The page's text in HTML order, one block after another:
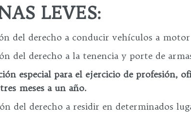
LEVES:
del derecho a conducir vehículos a
del derecho a la tenencia y porte de
especial para el ejercicio de profesión,
meses a un año.
del derecho a residir en determinados